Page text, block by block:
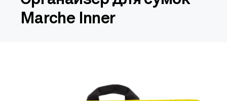
Marche Inner